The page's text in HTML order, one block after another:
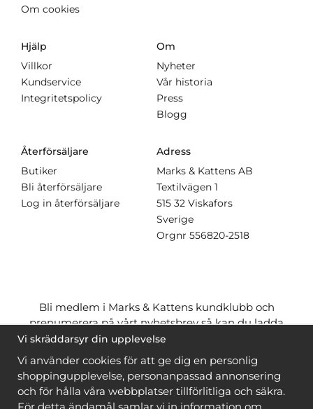
Om cookies
Hjälp
Villkor
Kundservice
Integritetspolicy
Om
Nyheter
Vår historia
Press
Blogg
Återförsäljare
Butiker
Bli återförsäljare
Log in återförsäljare
Adress
Marks & Kattens AB
Textilvägen 1
515 32 Viskafors
Sverige
Orgnr 556820-2518
Bli medlem i Marks & Kattens kundklubb och
prenumerera på vårt nyhetsbrev så kan du ladda
ner många mönstergratisoch få många
när du handlar garn till mönstret. Du ser vilka som
är
gratis när du är inloggad
Bli medlem
Vi skräddarsyr din upplevelse
Vi använder cookies för att ge dig en personlig
shoppingupplevelse, personanpassad annonsering
och för hålla våra webbplatser tillförlitliga och säkra.